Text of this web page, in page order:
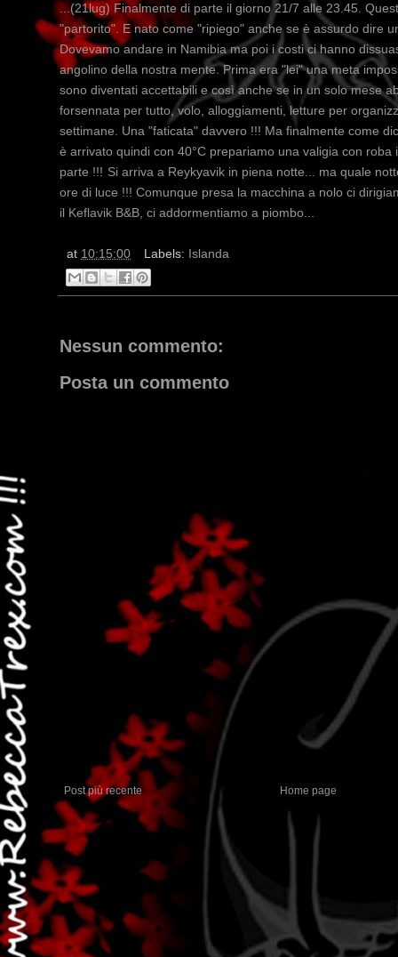
...(21lug) Finalmente di parte il giorno 21/7 alle 23.45.
"partorito". E nato come "ripiego" anche se è assurdo dire
Dovevamo andare in Namibia ma poi i costi ci hanno
angolino della nostra mente. Prima era "lei" una meta
sono diventati accettabili e così anche se in un solo mese
forsennata per tutto, volo, alloggiamenti, letture per
settimane. Una "faticata" davvero !!! Ma finalmente come
è arrivato quindi con 40°C prepariamo una valigia con roba
parte !!! Si arriva a Reykyavik in piena notte... ma quale
ore di luce !!! Comunque presa la macchina a nolo ci
il Keflavik B&B, ci addormentiamo a piombo...
at 10:15:00 Labels: Islanda
Nessun commento:
Posta un commento
Post più recente Home page